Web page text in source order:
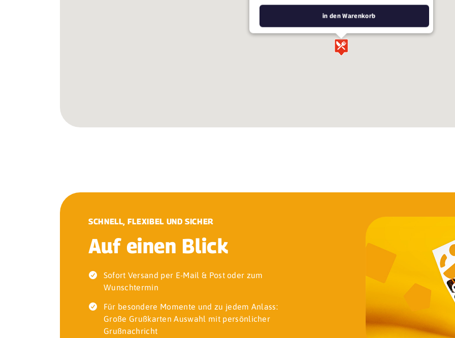
in den Warenkorb
SCHNELL, FLEXIBEL UND SICHER
Auf einen Blick
Sofort Versand per E-Mail & Post oder zum
Wunschtermin
Für besondere Momente und zu jedem Anlass:
Große Grußkarten Auswahl mit persönlicher
Grußnachricht